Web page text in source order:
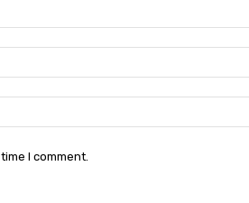
I comment.